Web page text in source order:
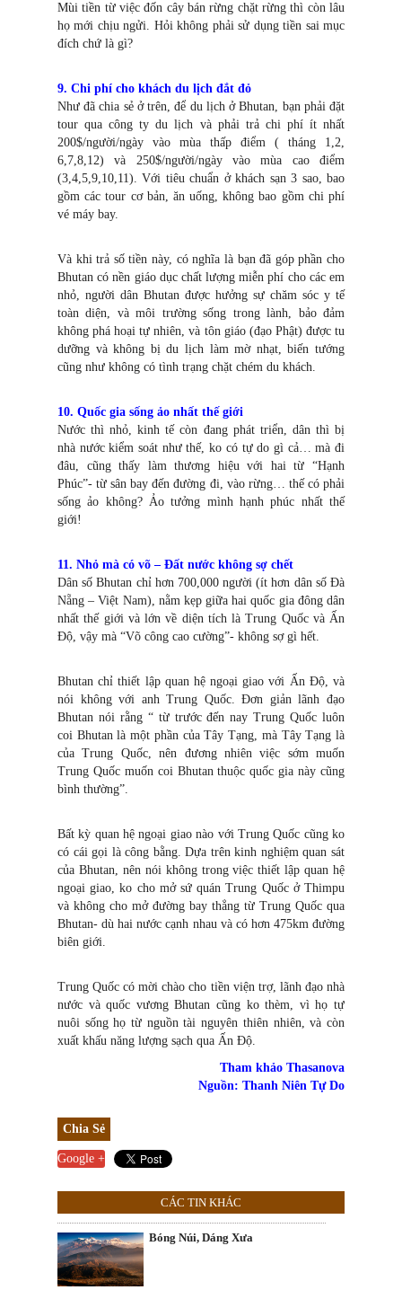
Mùi tiền từ việc đốn cây bán rừng chặt rừng thì còn lâu
họ mới chịu ngửi. Hỏi không phải sử dụng tiền sai mục
đích chứ là gì?
9. Chi phí cho khách du lịch đắt đỏ
Như đã chia sẻ ở trên, để du lịch ở Bhutan, bạn phải đặt
tour qua công ty du lịch và phải trả chi phí ít nhất
200$/người/ngày vào mùa thấp điểm ( tháng 1,2,
6,7,8,12) và 250$/người/ngày vào mùa cao điểm
(3,4,5,9,10,11). Với tiêu chuẩn ở khách sạn 3 sao, bao
gồm các tour cơ bản, ăn uống, không bao gồm chi phí
vé máy bay.
Và khi trả số tiền này, có nghĩa là bạn đã góp phần cho
Bhutan có nền giáo dục chất lượng miễn phí cho các em
nhỏ, người dân Bhutan được hưởng sự chăm sóc y tế
toàn diện, và môi trường sống trong lành, bảo đảm
không phá hoại tự nhiên, và tôn giáo (đạo Phật) được tu
dưỡng và không bị du lịch làm mờ nhạt, biến tướng
cũng như không có tình trạng chặt chém du khách.
10. Quốc gia sống ảo nhất thế giới
Nước thì nhỏ, kinh tế còn đang phát triển, dân thì bị
nhà nước kiểm soát như thế, ko có tự do gì cả… mà đi
đâu, cũng thấy làm thương hiệu với hai từ “Hạnh
Phúc”- từ sân bay đến đường đi, vào rừng… thế có phải
sống ảo không? Ảo tưởng mình hạnh phúc nhất thế
giới!
11. Nhỏ mà có võ – Đất nước không sợ chết
Dân số Bhutan chỉ hơn 700,000 người (ít hơn dân số Đà
Nẵng – Việt Nam), nằm kẹp giữa hai quốc gia đông dân
nhất thế giới và lớn về diện tích là Trung Quốc và Ấn
Độ, vậy mà “Võ công cao cường”- không sợ gì hết.
Bhutan chỉ thiết lập quan hệ ngoại giao với Ấn Độ, và
nói không với anh Trung Quốc. Đơn giản lãnh đạo
Bhutan nói rằng “ từ trước đến nay Trung Quốc luôn
coi Bhutan là một phần của Tây Tạng, mà Tây Tạng là
của Trung Quốc, nên đương nhiên việc sớm muốn
Trung Quốc muốn coi Bhutan thuộc quốc gia này cũng
bình thường”.
Bất kỳ quan hệ ngoại giao nào với Trung Quốc cũng ko
có cái gọi là công bằng. Dựa trên kinh nghiệm quan sát
của Bhutan, nên nói không trong việc thiết lập quan hệ
ngoại giao, ko cho mở sứ quán Trung Quốc ở Thimpu
và không cho mở đường bay thẳng từ Trung Quốc qua
Bhutan- dù hai nước cạnh nhau và có hơn 475km đường
biên giới.
Trung Quốc có mời chào cho tiền viện trợ, lãnh đạo nhà
nước và quốc vương Bhutan cũng ko thèm, vì họ tự
nuôi sống họ từ nguồn tài nguyên thiên nhiên, và còn
xuất khấu năng lượng sạch qua Ấn Độ.
Tham khảo Thasanova
Nguồn: Thanh Niên Tự Do
Chia Sẻ
Google +
CÁC TIN KHÁC
Bóng Núi, Dáng Xưa